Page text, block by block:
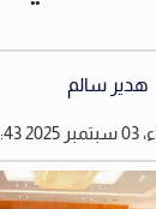
هدير سالم
مساءً